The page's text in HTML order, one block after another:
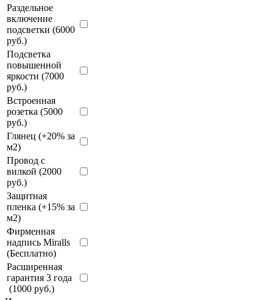
Раздельное
включение
подсветки (6000
руб.)
Подсветка
повышенной
яркости (7000
руб.)
Встроенная
розетка (5000
руб.)
Глянец (+20% за
м2)
Провод с
вилкой (2000
руб.)
Защитная
пленка (+15% за
м2)
Фирменная
надпись Miralls
(Бесплатно)
Расширенная
гарантия 3 года
(1000 руб.)